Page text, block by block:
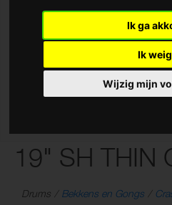
Ik ga
Ik
Wijzig mijn
19" SH THIN
Drums Bekkens en Gongs